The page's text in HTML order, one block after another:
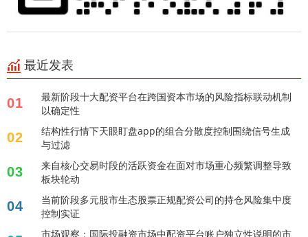
最近发表
01
最新阶段十大配资平台在跨国资本市场的风险指标联动机制
以确定性
02
结构性行情下天眼盯盘app的组合分散度控制围绕信号生成
与过滤
03
来自核心交易时段的活跃资金在面对市场重心频繁调整导致
板块轮动
04
当前阶段多元股市生态股票正规配资公司的持仓风险集中度
控制实证
市场观察：国际投融资市场中配资平台账户独立性说明的市